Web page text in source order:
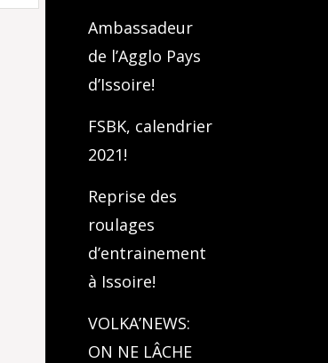
Ambassadeur
de l’Agglo Pays
d’Issoire!
FSBK, calendrier
2021!
Reprise des
roulages
d’entrainement
à Issoire!
VOLKA’NEWS:
ON NE LÂCHE